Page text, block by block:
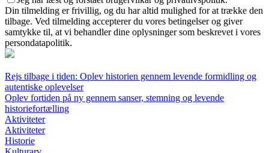
Din tilmelding er frivillig, og du har altid mulighed for at trække den
tilbage. Ved tilmelding accepterer du vores betingelser og giver
samtykke til, at vi behandler dine oplysninger som beskrevet i vores
persondatapolitik.
Rejs tilbage i tiden: Oplev historien gennem levende formidling og
autentiske oplevelser
Oplev fortiden på ny gennem sanser, stemning og levende
historiefortælling
Aktiviteter
Aktiviteter
Historie